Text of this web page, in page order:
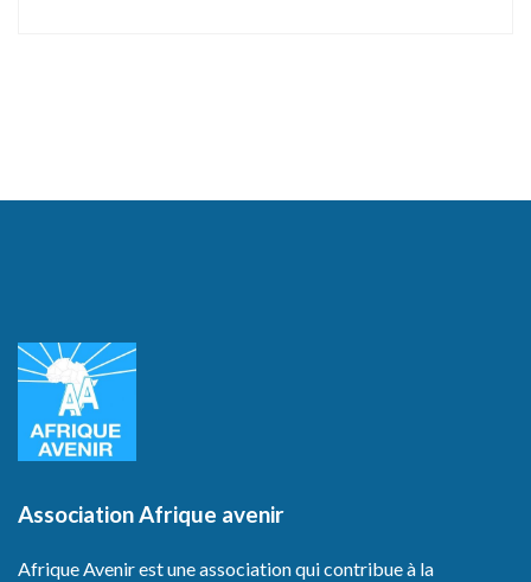
Association Afrique avenir
Afrique Avenir est une association qui contribue à la